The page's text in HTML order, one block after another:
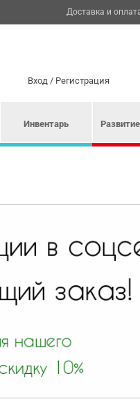
Доставка и
Вход/ Регистрация
Инвентарь